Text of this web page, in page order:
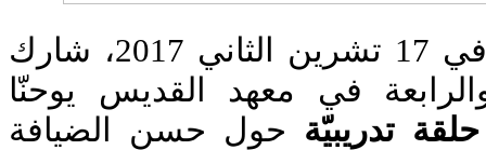
بعد ظهر الجمعة الواقع في 17 تشرين الثاني 2017، شارك
في معهد القديس يوحنّا
حلقة تدريبيّة حول حسن الضيافة